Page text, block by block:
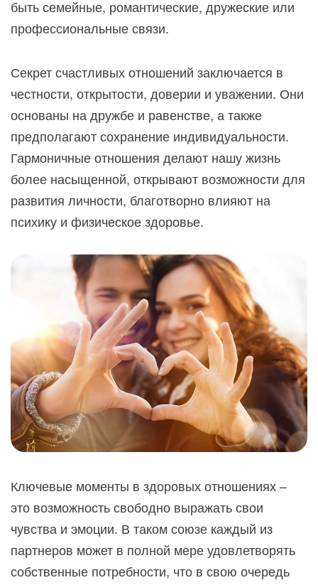
быть семейные, романтические, дружеские или
профессиональные связи.
Секрет счастливых отношений заключается в
честности, открытости, доверии и уважении. Они
основаны на дружбе и равенстве, а также
предполагают сохранение индивидуальности.
Гармоничные отношения делают нашу жизнь
более насыщенной, открывают возможности для
развития личности, благотворно влияют на
психику и физическое здоровье.
Ключевые моменты в здоровых отношениях –
это возможность свободно выражать свои
чувства и эмоции. В таком союзе каждый из
партнеров может в полной мере удовлетворять
собственные потребности, что в свою очередь